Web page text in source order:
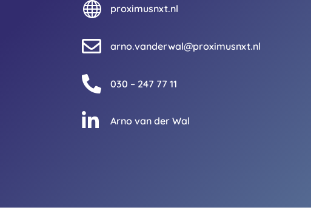
 proximusnxt.nl
 arno.vanderwal@proximusnxt.nl
 030 – 247 77 11
 Arno van der Wal